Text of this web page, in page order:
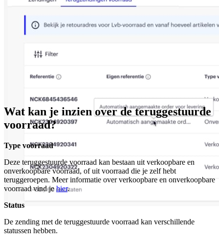
Wat kan je inzien over de teruggestuurde
voorraad?
Type voorraad
Deze teruggestuurde voorraad kan bestaan uit verkoopbare en
onverkoopbare voorraad, of uit voorraad die je zelf hebt
teruggeroepen. Meer informatie over verkoopbare en onverkoopbare
voorraad vind je hier.
Status
De zending met de teruggestuurde voorraad kan verschillende
statussen hebben.